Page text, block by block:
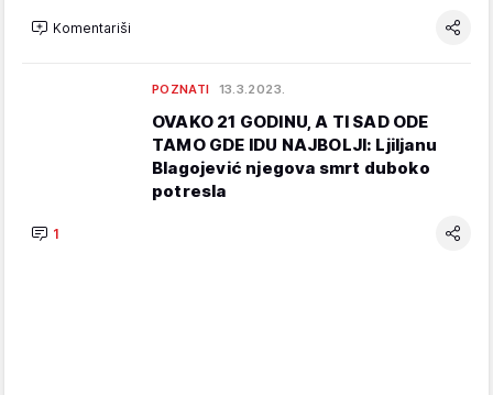
Komentariši
POZNATI 13.3.2023.
OVAKO 21 GODINU, A TI SAD ODE
TAMO GDE IDU NAJBOLJI: Ljiljanu
Blagojević njegova smrt duboko
potresla
1